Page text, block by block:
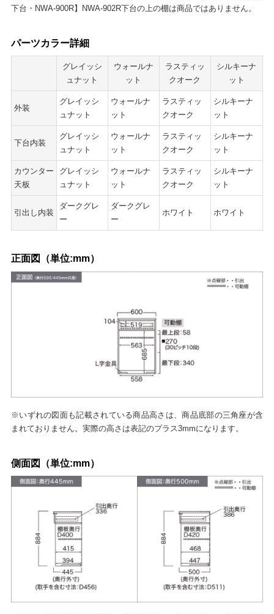
下台・NWA-900R】NWA-902R下台の上の棚は商品ではありません。
パーツカラー詳細
グレイッシ
ュナット
ウォールナ
ット
ラスティッ
クオーク
シルキーナ
ット
外装
グレイッシ
ュナット
ウォールナ
ット
ラスティッ
クオーク
シルキーナ
ット
下台内装
グレイッシ
ュナット
ウォールナ
ット
ラスティッ
クオーク
シルキーナ
ット
カウンター
天板
グレイッシ
ュナット
ウォールナ
ット
ラスティッ
クオーク
シルキーナ
ット
引出し内装
ダークグレ
ー
ダークグレ
ー
ホワイト ホワイト
正面図（単位:mm）
※いずれの図面も記載されている商品高さは、商品底部の三角座が含
まれておりません。実際の高さは表記のプラス3mmになります。
側面図（単位:mm）